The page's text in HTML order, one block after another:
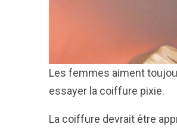
Les femmes aiment
essayer la coiffure pixie.
La coiffure devrait être